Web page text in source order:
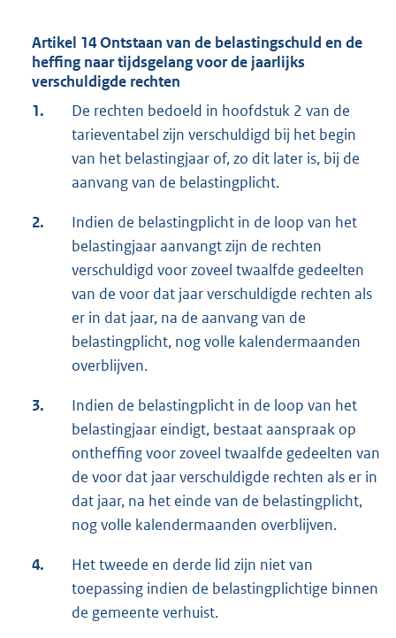
Artikel 14 Ontstaan van de belastingschuld en de
heffing naar tijdsgelang voor de jaarlijks
verschuldigde rechten
1.
De rechten bedoeld in hoofdstuk 2 van de
tarieventabel zijn verschuldigd bij het begin
van het belastingjaar of, zo dit later is, bij de
aanvang van de belastingplicht.
2.
Indien de belastingplicht in de loop van het
belastingjaar aanvangt zijn de rechten
verschuldigd voor zoveel twaalfde gedeelten
van de voor dat jaar verschuldigde rechten als
er in dat jaar, na de aanvang van de
belastingplicht, nog volle kalendermaanden
overblijven.
3.
Indien de belastingplicht in de loop van het
belastingjaar eindigt, bestaat aanspraak op
ontheffing voor zoveel twaalfde gedeelten van
de voor dat jaar verschuldigde rechten als er in
dat jaar, na het einde van de belastingplicht,
nog volle kalendermaanden overblijven.
4.
Het tweede en derde lid zijn niet van
toepassing indien de belastingplichtige binnen
de gemeente verhuist.